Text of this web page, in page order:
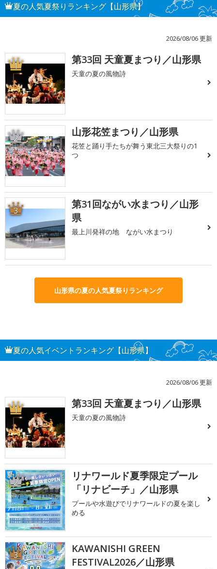
夏の人気夏祭りランキング【山形県】
2026/08/06 更新
1 第33回 天童夏まつり／山形県
天童の夏の風物詩
2 山形花笠まつり／山形県
花笠と踊り手たちが舞う東北三大祭りの1
つ
3
第31回ながい水まつり／山形
県
最上川発祥の地 ながい水まつり
山形県の夏の人気夏祭りランキング
夏の人気イベントランキング【山形県】
2026/08/06 更新
1 第33回 天童夏まつり／山形県
天童の夏の風物詩
2
リナワールド夏季限定プール
「リナビーチ」／山形県
プールや水遊びでリナワールドの夏を楽し
める
3
KAWANISHI GREEN
FESTIVAL2026／山形県